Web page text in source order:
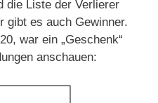
die Liste der Verlierer
gibt es auch Gewinner.
war ein „Geschenk“
anschauen: